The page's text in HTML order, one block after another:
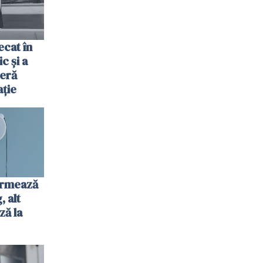
în
și a
alt
la